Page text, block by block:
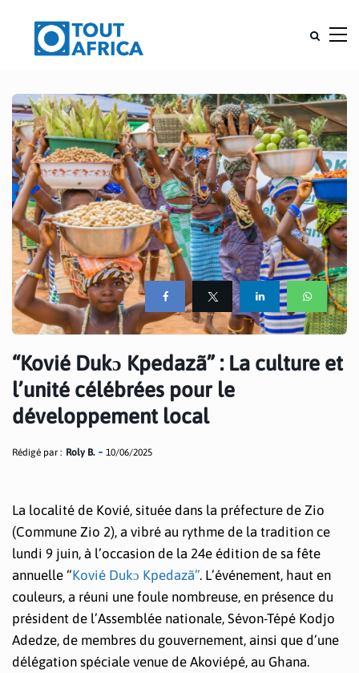
“Kovié Dukɔ Kpedazã” : La culture et
l’unité célébrées pour le
développement local
Rédigé par : Roly B. 10/06/2025
La localité de Kovié, située dans la préfecture de Zio
(Commune Zio 2), a vibré au rythme de la tradition ce
lundi 9 juin, à l’occasion de la 24e édition de sa fête
annuelle “Kovié Dukɔ Kpedazã”. L’événement, haut en
couleurs, a réuni une foule nombreuse, en présence du
président de l’Assemblée nationale, Sévon-Tépé Kodjo
Adedze, de membres du gouvernement, ainsi que d’une
délégation spéciale venue de Akoviépé, au Ghana.